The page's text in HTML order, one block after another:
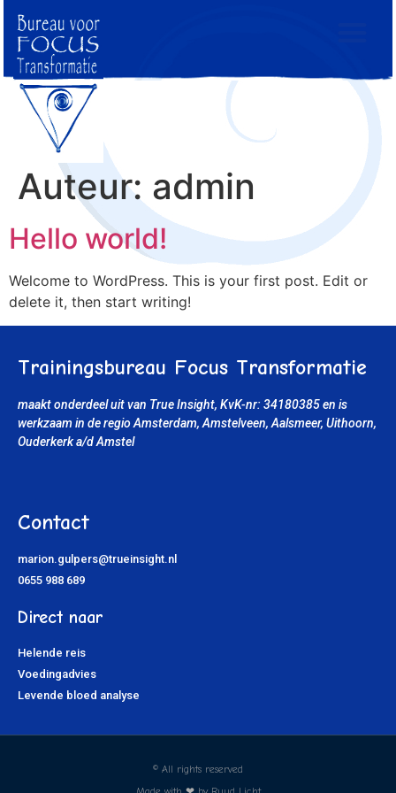
Auteur: admin
Hello world!
Welcome to WordPress. This is your first post. Edit or
delete it, then start writing!
Trainingsbureau Focus Transformatie
maakt onderdeel uit van True Insight, KvK-nr: 34180385en is
werkzaam in de regio Amsterdam, Amstelveen, Aalsmeer, Uithoorn,
Ouderkerk a/d Amstel
Contact
marion.gulpers@trueinsight.nl
0655 988 689
Direct naar
Helende reis
Voedingadvies
Levende bloed analyse
© All rights reserved